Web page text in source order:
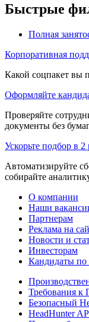
Быстрые
Полная
Корпоративная
Какой соцпакет вы
Оформляйте
Проверяйте
документы без
Ускорьте подбор в 2
Автоматизируйте
собирайте
О компании
Наши
Партнерам
Реклама на
Новости и
Инвесторам
Кандидаты по
Требования к
Безопасный
HeadHunter